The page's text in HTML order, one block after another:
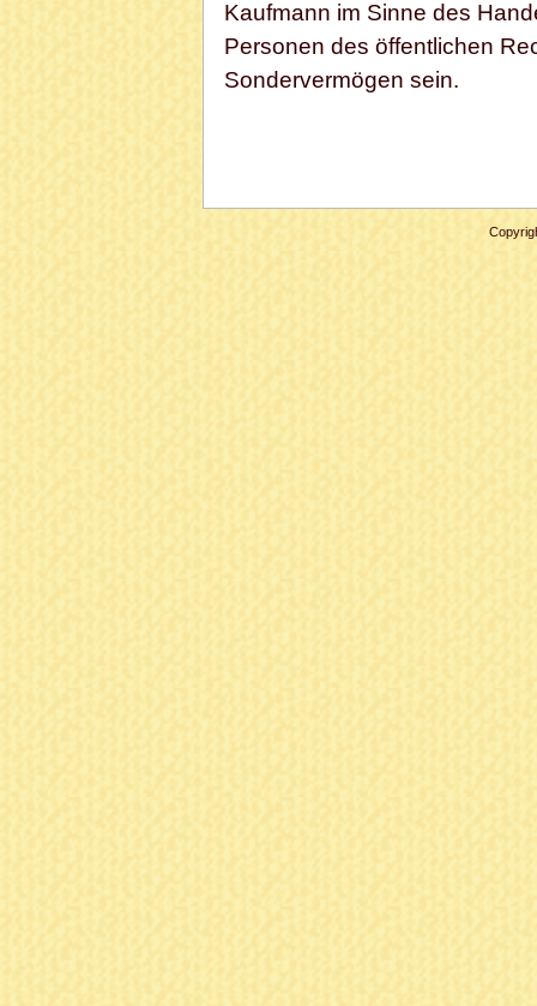
Kaufmann im Sinne des
Personen des öffentlichen
Sondervermögen sein.